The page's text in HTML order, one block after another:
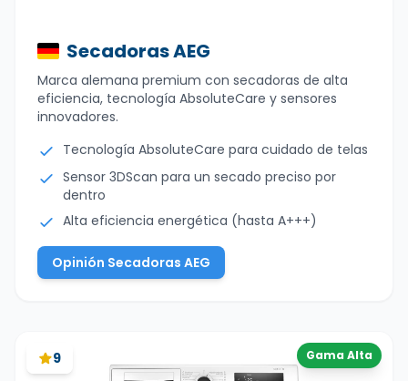
Secadoras AEG
Marca alemana premium con secadoras de alta
eficiencia, tecnología AbsoluteCare y sensores
innovadores.
Tecnología AbsoluteCare para cuidado de telas
Sensor 3DScan para un secado preciso por
dentro
Alta eficiencia energética (hasta A+++)
Opinión Secadoras AEG
9 Gama Alta